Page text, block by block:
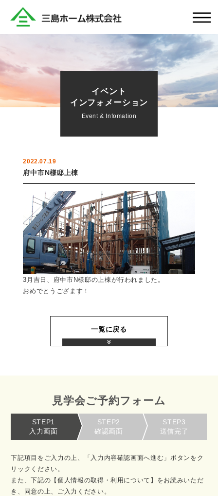
イベント
インフォメーション
Event & Infomation
2022.07.19
府中市N様邸上棟
3月吉日、府中市N様邸の上棟が行われました。
おめでとうござます！
一覧に戻る
見学会ご予約フォーム
STEP1
入力画面
STEP2
確認画面
STEP3
送信完了
下記項目をご入力の上、「入力内容確認画面へ進む」ボタンをク
リックください。
また、下記の【個人情報の取得・利用について】をお読みいただ
き、同意の上、ご入力ください。